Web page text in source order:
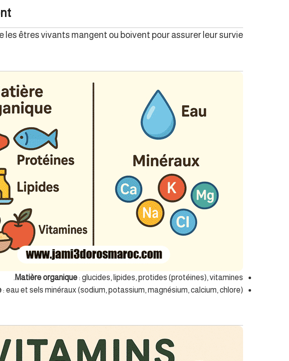
les êtres vivants mangent ou boivent pour assurer leur survie.
Matière organique: glucides, lipides, protides (protéines), vitamines.
: eau et sels minéraux (sodium, potassium, magnésium, calcium, chlore).